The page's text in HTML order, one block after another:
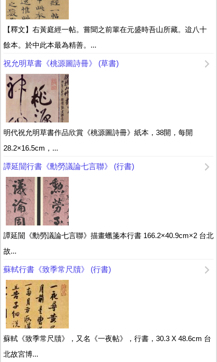
【釋文】右黃庭經一帖。嘗聞之前輩在元盛時吾山所藏。迨八十
餘本。於中此本最為精善。...
祝允明草書《桃源圖詩冊》 (草書)
明代祝允明草書作品欣賞《桃源圖詩冊》紙本，38開，每開
28.2×16.5cm，...
譚延闓行書《勳勞議論七言聯》 (行書)
譚延闓《勳勞議論七言聯》描畫蠟箋本行書 166.2×40.9cm×2 台北
故...
蘇軾行書《致季常尺牘》 (行書)
蘇軾《致季常尺牘》，又名《一夜帖》，行書，30.3 X 48.6cm 台
北故宮博...